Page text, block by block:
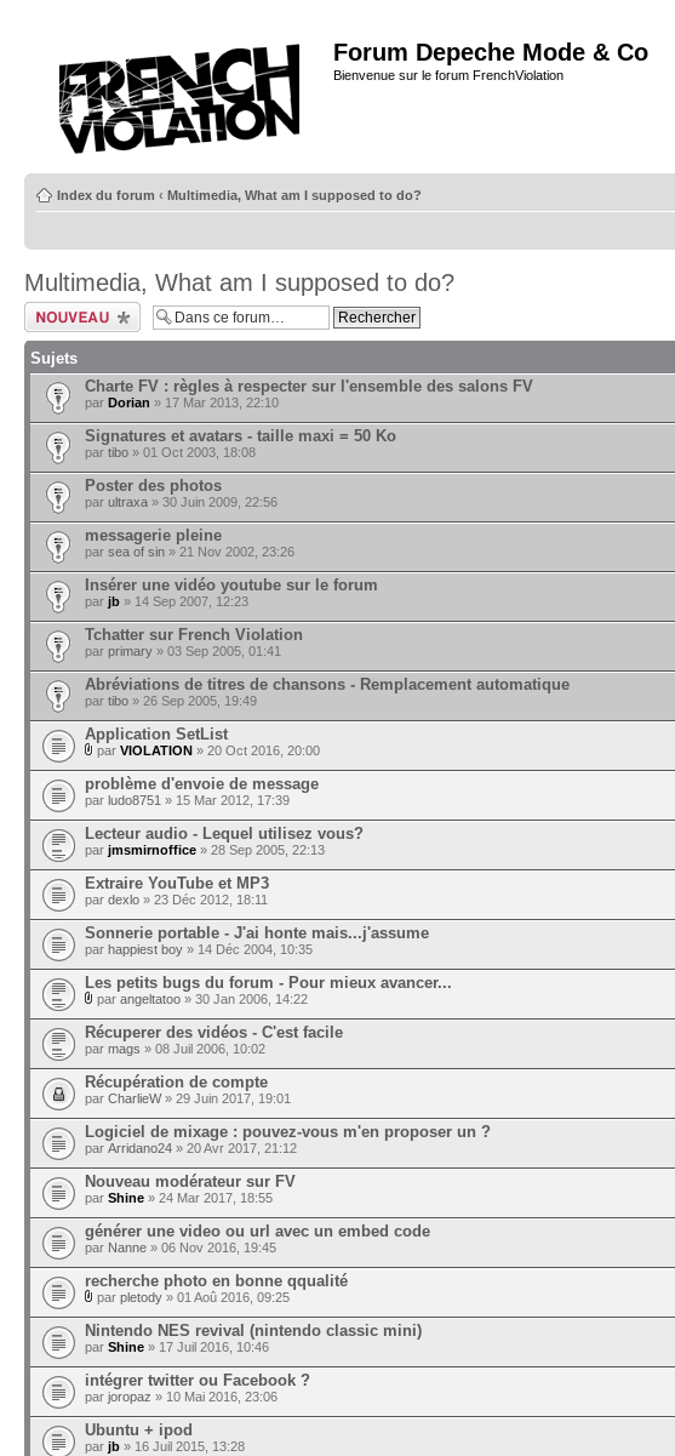
Forum Depeche Mode & Co
Bienvenue sur le forum FrenchViolation
Index du forum ‹ Multimedia, What am I supposed to do?
Multimedia, What am I supposed to do?
Ecrire un nouveau
sujet
Sujets
Charte FV : règles à respecter sur l'ensemble des salons FV
par Dorian » 17 Mar 2013, 22:10
Signatures et avatars - taille maxi = 50 Ko
par tibo » 01 Oct 2003, 18:08
Poster des photos
par ultraxa » 30 Juin 2009, 22:56
messagerie pleine
par sea of sin » 21 Nov 2002, 23:26
Insérer une vidéo youtube sur le forum
par jb » 14 Sep 2007, 12:23
Tchatter sur French Violation
par primary » 03 Sep 2005, 01:41
Abréviations de titres de chansons - Remplacement automatique
par tibo » 26 Sep 2005, 19:49
Application SetList
par VIOLATION » 20 Oct 2016, 20:00
problème d'envoie de message
par ludo8751 » 15 Mar 2012, 17:39
Lecteur audio - Lequel utilisez vous?
par jmsmirnoffice » 28 Sep 2005, 22:13
Extraire YouTube et MP3
par dexlo » 23 Déc 2012, 18:11
Sonnerie portable - J'ai honte mais...j'assume
par happiest boy » 14 Déc 2004, 10:35
Les petits bugs du forum - Pour mieux avancer...
par angeltatoo » 30 Jan 2006, 14:22
Récuperer des vidéos - C'est facile
par mags » 08 Juil 2006, 10:02
Récupération de compte
par CharlieW» 29 Juin 2017, 19:01
Logiciel de mixage : pouvez-vous m'en proposer un ?
par Arridano24 » 20 Avr 2017, 21:12
Nouveau modérateur sur FV
par Shine » 24 Mar 2017, 18:55
générer une video ou url avec un embed code
par Nanne » 06 Nov 2016, 19:45
recherche photo en bonne qqualité
par pletody » 01 Aoû 2016, 09:25
Nintendo NES revival (nintendo classic mini)
par Shine » 17 Juil 2016, 10:46
intégrer twitter ou Facebook ?
par joropaz » 10 Mai 2016, 23:06
Ubuntu + ipod
par jb » 16 Juil 2015, 13:28